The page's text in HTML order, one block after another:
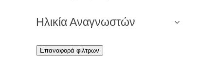
Ηλικία Αναγνωστών
Επαναφορά φίλτρων